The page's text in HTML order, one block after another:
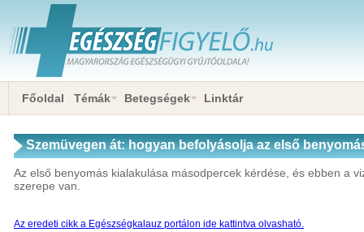
Főoldal Témák Betegségek Linktár
Szemüvegen át: hogyan befolyásolja az első
Az első benyomás kialakulása másodpercek kérdése, és ebben a
szerepe van.
Az eredeti cikk a Egészségkalauz portálon ide kattintva olvasható.